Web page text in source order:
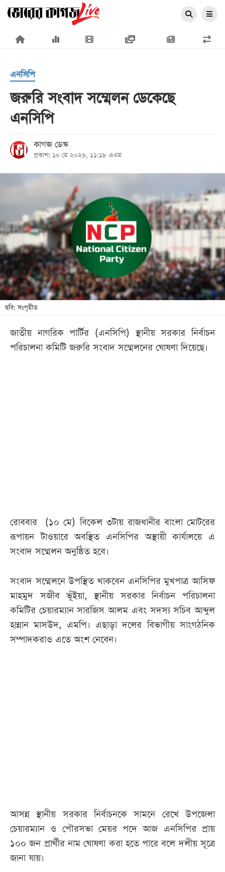
×
প্রচ্ছদ
জাতীয়
রাজনীতি
অর্থনীতি
সারাদেশ
খেলা
বিনোদন
লাইফ
স্টাইল
শিক্ষা
সব
বিভাগ
ই-
পেপার
এনসিপি
জরুরি সংবাদ সম্মেলন ডেকেছে
এনসিপি
কাগজ ডেস্ক
প্রকাশ: ১০ মে ২০২৬, ১১:১৮ এএম
ছবি: সংগৃহীত
জাতীয় নাগরিক পার্টির (এনসিপি) স্থানীয় সরকার নির্বাচন
পরিচালনা কমিটি জরুরি সংবাদ সম্মেলনের ঘোষণা দিয়েছে।
রোববার (১০ মে) বিকেল ৩টায় রাজধানীর বাংলা মোটরের
রূপায়ন টাওয়ারে অবস্থিত এনসিপির অস্থায়ী কার্যালয়ে এ
সংবাদ সম্মেলন অনুষ্ঠিত হবে।
সংবাদ সম্মেলনে উপস্থিত থাকবেন এনসিপির মুখপাত্র আসিফ
মাহমুদ সজীব ভূঁইয়া, স্থানীয় সরকার নির্বাচন পরিচালনা
কমিটির চেয়ারম্যান সারজিস আলম এবং সদস্য সচিব আব্দুল
হান্নান মাসউদ, এমপি। এছাড়া দলের বিভাগীয় সাংগঠনিক
সম্পাদকরাও এতে অংশ নেবেন।
আসন্ন স্থানীয় সরকার নির্বাচনকে সামনে রেখে উপজেলা
চেয়ারম্যান ও পৌরসভা মেয়র পদে আজ এনসিপির প্রায়
১০০ জন প্রার্থীর নাম ঘোষণা করা হতে পারে বলে দলীয় সূত্রে
জানা যায়।